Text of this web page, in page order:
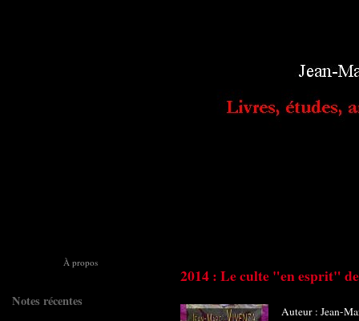
À propos
Notes récentes
2014 : Le culte "en esprit"
Auteur : Jean-